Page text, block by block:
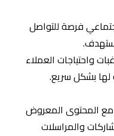
فرصة للتواصل
واحتياجات العملاء
لها بشكل سريع.
مع المحتوى المعروض
والمراسلات